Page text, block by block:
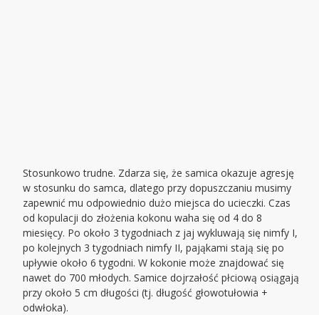
Stosunkowo trudne. Zdarza się, że samica okazuje agresję
w stosunku do samca, dlatego przy dopuszczaniu musimy
zapewnić mu odpowiednio dużo miejsca do ucieczki. Czas
od kopulacji do złożenia kokonu waha się od 4 do 8
miesięcy. Po około 3 tygodniach z jaj wykluwają się nimfy I,
po kolejnych 3 tygodniach nimfy II, pająkami stają się po
upływie około 6 tygodni. W kokonie może znajdować się
nawet do 700 młodych. Samice dojrzałość płciową osiągają
przy około 5 cm długości (tj. długość głowotułowia +
odwłoka).